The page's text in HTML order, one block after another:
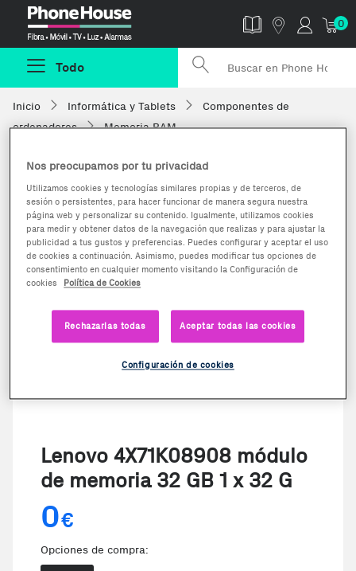
0
Todo
Inicio Informática y Tablets
Componentes de
ordenadores
Memoria RAM
Lenovo 4X71K08908 módulo
de memoria 32 GB 1 x 32 G
0€
Opciones de compra:
Nos preocupamos por tu privacidad
Utilizamos cookies y tecnologías similares propias y de terceros, de
sesión o persistentes, para hacer funcionar de manera segura nuestra
página web y personalizar su contenido. Igualmente, utilizamos cookies
para medir y obtener datos de la navegación que realizas y para ajustar la
publicidad a tus gustos y preferencias. Puedes configurar y aceptar el uso
de cookies a continuación. Asimismo, puedes modificar tus opciones de
consentimiento en cualquier momento visitando la Configuración de
cookies
Política de Cookies
Rechazarlas todas Aceptar todas las cookies
Configuración de cookies